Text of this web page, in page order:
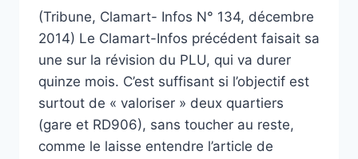
(Tribune, Clamart- Infos N° 134, décembre
2014) Le Clamart-Infos précédent faisait sa
une sur la révision du PLU, qui va durer
quinze mois. C’est suffisant si l’objectif est
surtout de « valoriser » deux quartiers
(gare et RD906), sans toucher au reste,
comme le laisse entendre l’article de